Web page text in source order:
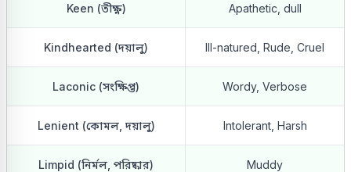
Keen (তীক্ষ্ণ) Apathetic, dull
Kindhearted (দয়ালু) Ill-natured, Rude, Cruel
Laconic (সংক্ষিপ্ত) Wordy, Verbose
Lenient (কোমল, দয়ালু) Intolerant, Harsh
Limpid (নির্মল, পরিষ্কার) Muddy